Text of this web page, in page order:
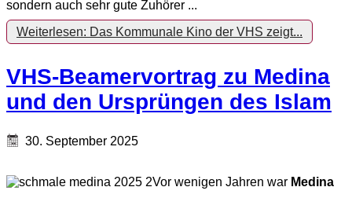
sondern auch sehr gute Zuhörer ...
Weiterlesen: Das Kommunale Kino der VHS zeigt...
VHS-Beamervortrag zu Medina
und den Ursprüngen des Islam
30. September 2025
Vor wenigen Jahren war Medina